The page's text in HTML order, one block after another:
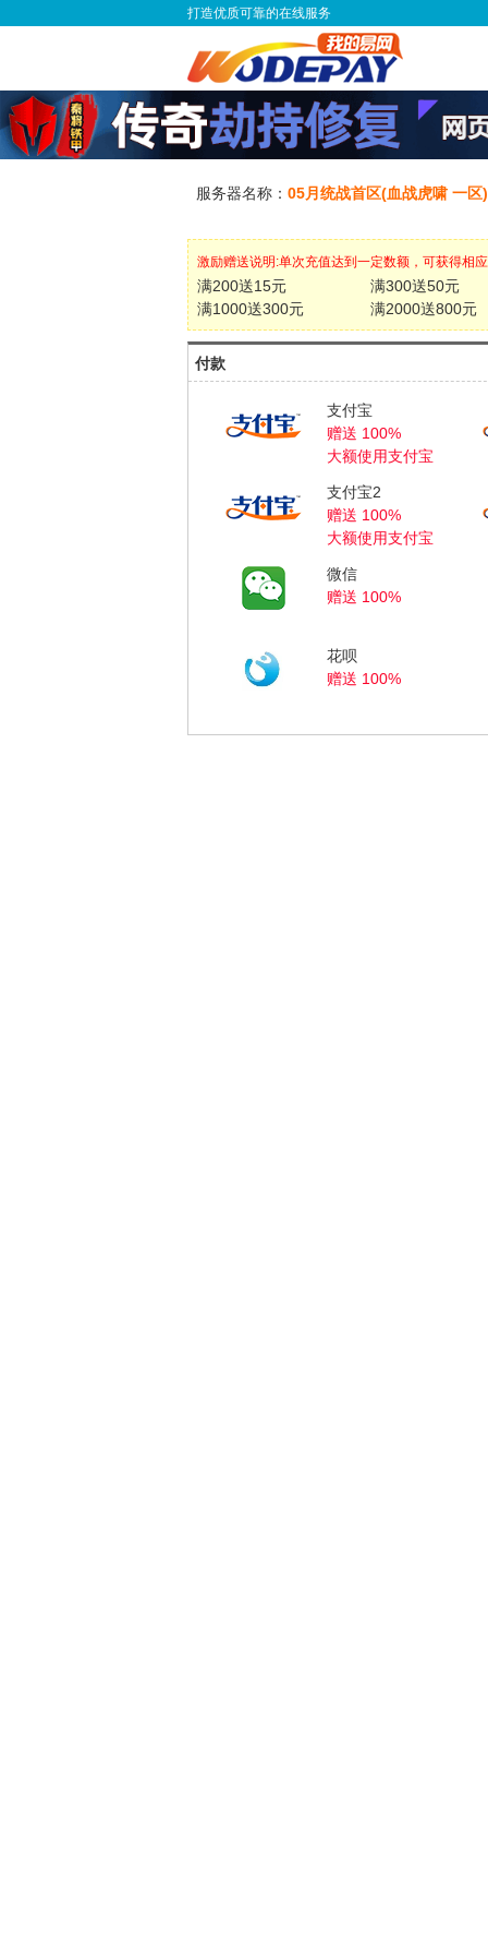
打造优质可靠的在线服务
服务器名称： 05月统战首区(血战虎啸 一区)
激励赠送说明:单次充值达到一定数额，可获得相
满200送15元
满300送50元
满1000送300元
满2000送800元
付款
支付宝
赠送 100%
大额使用支付宝
支付宝2
赠送 100%
大额使用支付宝
微信
赠送 100%
花呗
赠送 100%